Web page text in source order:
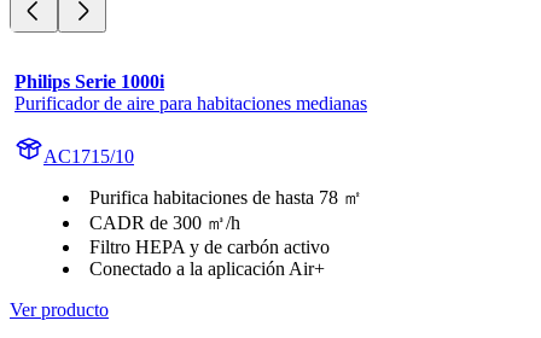
Philips Serie 1000i
Purificador de aire para habitaciones medianas
AC1715/10
Purifica habitaciones de hasta 78 ㎡
CADR de 300 ㎥/h
Filtro HEPA y de carbón activo
Conectado a la aplicación Air+
Ver producto